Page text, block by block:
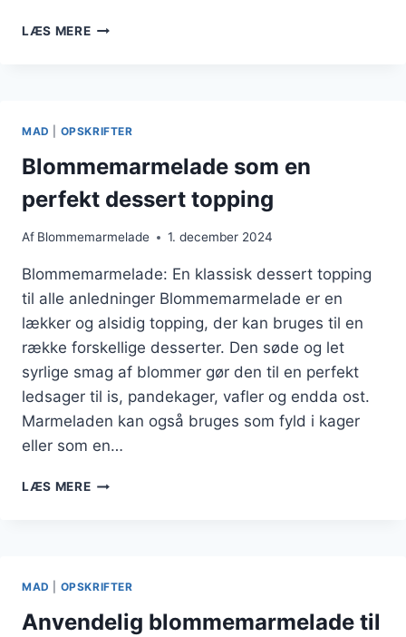
LÆS MEREOPSKRIFT
MAD OPSKRIFTER
Blommemarmelade som en
perfekt dessert topping
Af Blommemarmelade 1. december 2024
Blommemarmelade: En klassisk dessert topping
til alle anledninger Blommemarmelade er en
lækker og alsidig topping, der kan bruges til en
række forskellige desserter. Den søde og let
syrlige smag af blommer gør den til en perfekt
ledsager til is, pandekager, vafler og endda ost.
Marmeladen kan også bruges som fyld i kager
eller som en…
LÆS MEREBLOMMEMARMELADE
MAD OPSKRIFTER
Anvendelig blommemarmelade til